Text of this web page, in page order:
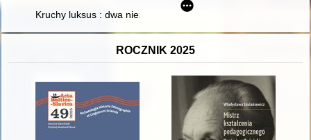
Kruchy luksus : dwa niezwykłe rzymskie naczynia szklane z
ROCZNIK 2025